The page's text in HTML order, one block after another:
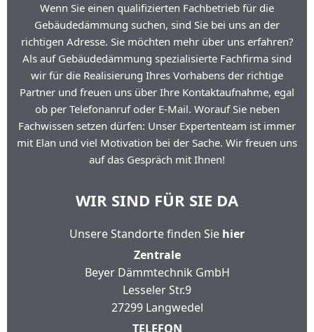
Wenn Sie einen qualifizierten Fachbetrieb für die
Gebäudedämmung suchen, sind Sie bei uns an der
richtigen Adresse. Sie möchten mehr über uns erfahren?
Als auf Gebäudedämmung spezialisierte Fachfirma sind
wir für die Realisierung Ihres Vorhabens der richtige
Partner und freuen uns über Ihre Kontaktaufnahme, egal
ob per Telefonanruf oder E-Mail. Worauf Sie neben
Fachwissen setzen dürfen: Unser Expertenteam ist immer
mit Elan und viel Motivation bei der Sache. Wir freuen uns
auf das Gespräch mit Ihnen!
WIR SIND FÜR SIE DA
Unsere Standorte finden Sie hier
Zentrale
Beyer Dämmtechnik GmbH
Lesseler Str.9
27299 Langwedel
TELEFON